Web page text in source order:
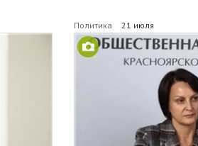
Политика 21 июля